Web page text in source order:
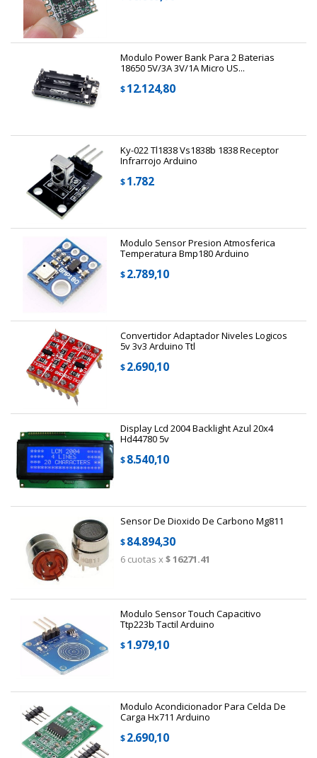
Modulo Power Bank Para 2 Baterias
18650 5V/3A 3V/1A Micro US...
$12.124,80
Ky-022 Tl1838 Vs1838b 1838 Receptor
Infrarrojo Arduino
$1.782
Modulo Sensor Presion Atmosferica
Temperatura Bmp180 Arduino
$2.789,10
Convertidor Adaptador Niveles Logicos
5v 3v3 Arduino Ttl
$2.690,10
Display Lcd 2004 Backlight Azul 20x4
Hd44780 5v
$8.540,10
Sensor De Dioxido De Carbono Mg811
$84.894,30
6cuotas x$ 16271.41
Modulo Sensor Touch Capacitivo
Ttp223b Tactil Arduino
$1.979,10
Modulo Acondicionador Para Celda De
Carga Hx711 Arduino
$2.690,10